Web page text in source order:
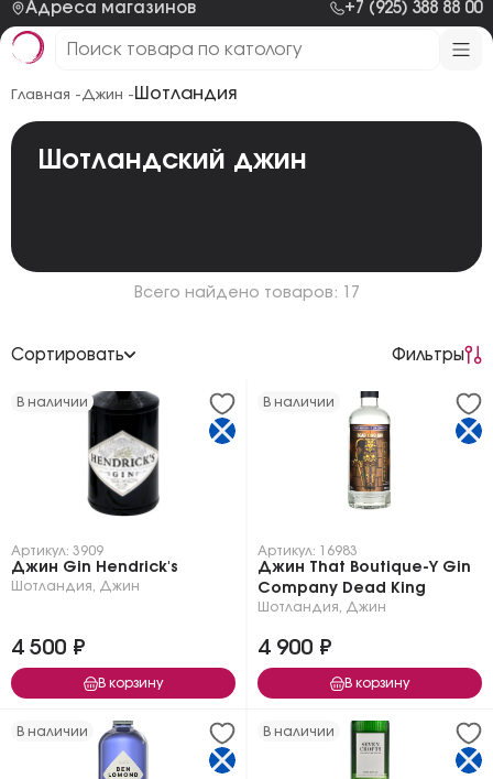
Адреса магазинов +7 (925) 388 88 00
Главная -Джин - Шотландия
Шотландский джин
Всего найдено товаров: 17
Сортировать Фильтры
В наличии
Артикул: 3909
Джин Gin Hendrick's
Шотландия Джин
4 500 ₽
В корзину
В наличии
Артикул: 16983
Джин That Boutique-Y Gin
Company Dead King
Шотландия Джин
4 900 ₽
В корзину
В наличии В наличии